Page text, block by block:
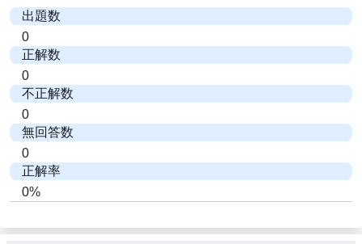
出題数
0
正解数
0
不正解数
0
無回答数
0
正解率
0%